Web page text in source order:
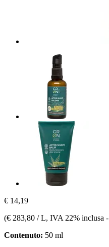
€ 14,19
(€ 283,80 / L, IVA 22% inclusa -
Contenuto: 50 ml